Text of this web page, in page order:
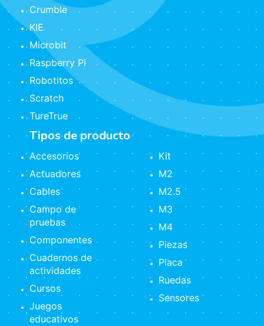
Crumble
KIE
Microbit
Raspberry Pi
Robotitos
Scratch
TureTrue
Tipos de producto
Accesorios
Actuadores
Cables
Campo de
pruebas
Componentes
Cuadernos de
actividades
Cursos
Juegos
educativos
Kit
M2
M2.5
M3
M4
Piezas
Placa
Ruedas
Sensores